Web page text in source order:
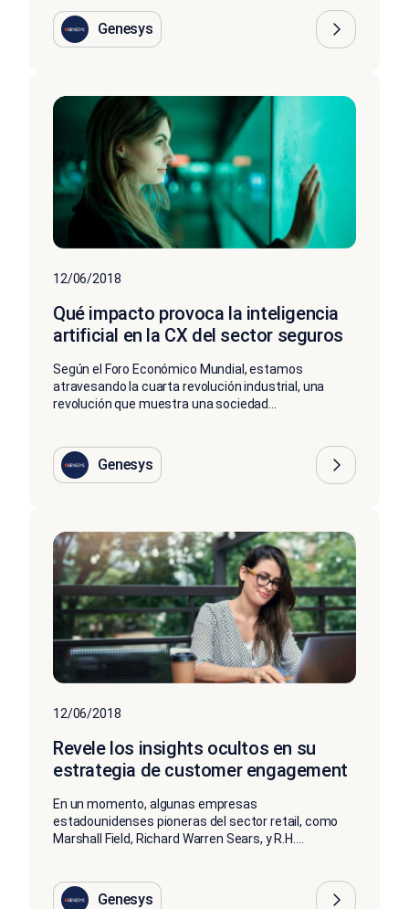
Genesys
12/06/2018
Qué impacto provoca la inteligencia
artificial en la CX del sector seguros
Según el Foro Económico Mundial, estamos
atravesando la cuarta revolución industrial, una
revolución que muestra una sociedad...
Genesys
12/06/2018
Revele los insights ocultos en su
estrategia de customer engagement
En un momento, algunas empresas
estadounidenses pioneras del sector retail, como
Marshall Field, Richard Warren Sears, y R.H....
Genesys